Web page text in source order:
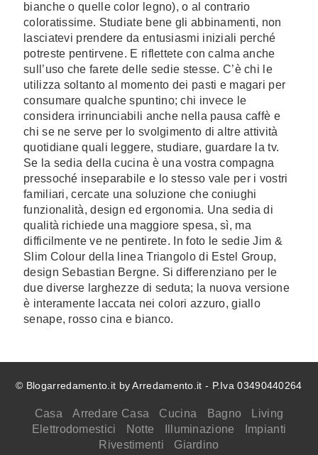
bianche o quelle color legno), o al contrario
coloratissime. Studiate bene gli abbinamenti, non
lasciatevi prendere da entusiasmi iniziali perché
potreste pentirvene. E riflettete con calma anche
sull’uso che farete delle sedie stesse. C’è chi le
utilizza soltanto al momento dei pasti e magari per
consumare qualche spuntino; chi invece le
considera irrinunciabili anche nella pausa caffè e
chi se ne serve per lo svolgimento di altre attività
quotidiane quali leggere, studiare, guardare la tv.
Se la sedia della cucina è una vostra compagna
pressoché inseparabile e lo stesso vale per i vostri
familiari, cercate una soluzione che coniughi
funzionalità, design ed ergonomia. Una sedia di
qualità richiede una maggiore spesa, sì, ma
difficilmente ve ne pentirete. In foto le sedie Jim &
Slim Colour della linea Triangolo di Estel Group,
design Sebastian Bergne. Si differenziano per le
due diverse larghezze di seduta; la nuova versione
è interamente laccata nei colori azzuro, giallo
senape, rosso cina e bianco.
© Blogarredamento.it by Arredamento.it - P.Iva 03490440264
Casa Arredare Casa Cucina Bagno
Living
Elettrodomestici
Notte Illuminazione
Impianti
Rivestimenti
Giardino